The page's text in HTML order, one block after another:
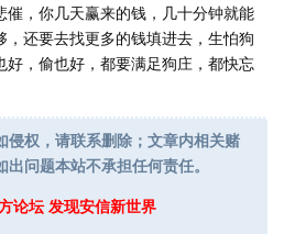
，你几天赢来的钱，几十分钟就能
还要去找更多的钱填进去，生怕狗
，偷也好，都要满足狗庄，都快忘
侵权，请联系删除；文章内相关赌
问题本站不承担任何责任。
论坛 发现安信新世界